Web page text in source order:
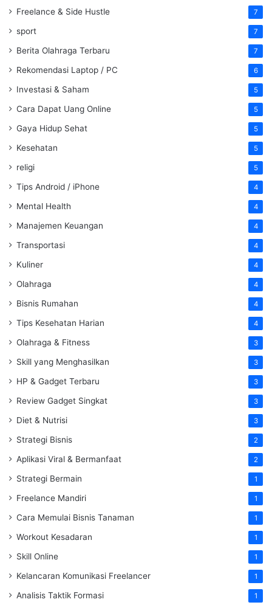
Freelance & Side Hustle 7
sport 7
Berita Olahraga Terbaru 7
Rekomendasi Laptop / PC 6
Investasi & Saham 5
Cara Dapat Uang Online 5
Gaya Hidup Sehat 5
Kesehatan 5
religi 5
Tips Android / iPhone 4
Mental Health 4
Manajemen Keuangan 4
Transportasi 4
Kuliner 4
Olahraga 4
Bisnis Rumahan 4
Tips Kesehatan Harian 4
Olahraga & Fitness 3
Skill yang Menghasilkan 3
HP & Gadget Terbaru 3
Review Gadget Singkat 3
Diet & Nutrisi 3
Strategi Bisnis 2
Aplikasi Viral & Bermanfaat 2
Strategi Bermain 1
Freelance Mandiri 1
Cara Memulai Bisnis Tanaman 1
Workout Kesadaran 1
Skill Online 1
Kelancaran Komunikasi Freelancer 1
Analisis Taktik Formasi 1